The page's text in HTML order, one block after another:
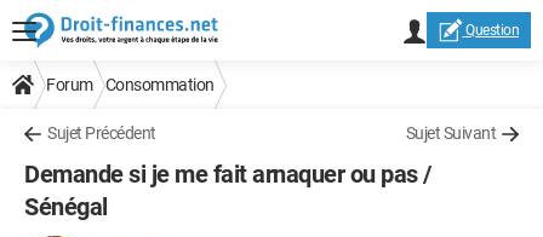
Question
Forum Consommation
Sujet Précédent Sujet Suivant
Demande si je me fait arnaquer ou pas /
Sénégal